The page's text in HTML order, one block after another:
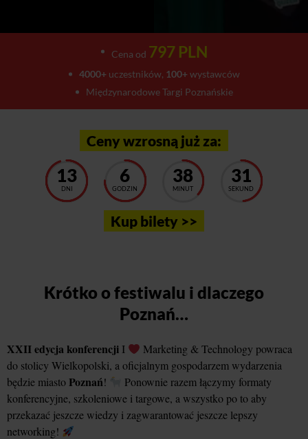
Cena od 797 PLN
4000+uczestników, 100+wystawców
Międzynarodowe Targi Poznańskie
Ceny wzrosną już za:
13
DNI
6
GODZIN
38
MINUT
27
SEKUND
Kup bilety >>
Krótko o festiwalu i dlaczego
Poznań…
XXII edycja konferencji I
Marketing & Technology powraca
do stolicy Wielkopolski, a oficjalnym gospodarzem wydarzenia
będzie miasto Poznań!
Ponownie razem łączymy formaty
konferencyjne, szkoleniowe i targowe, a wszystko po to aby
przekazać jeszcze wiedzy i zagwarantować jeszcze lepszy
networking!